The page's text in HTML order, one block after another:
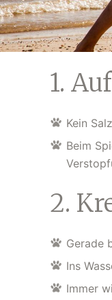
1.
Kein
Beim
2.
Gerade
Ins
Immer